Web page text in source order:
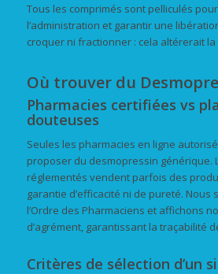
Tous les comprimés sont pelliculés
l’administration et garantir une
croquer ni fractionner : cela altérerait
Où trouver du
Pharmacies certifiées vs
douteuses
Seules les pharmacies en ligne
proposer du desmopressin générique.
réglementés vendent parfois des
garantie d’efficacité ni de pureté. Nous
l’Ordre des Pharmaciens et affichons
d’agrément, garantissant la traçabilité
Critères de sélection d’un